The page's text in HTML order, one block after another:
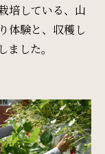
培している、山
体験と、収穫し
した。